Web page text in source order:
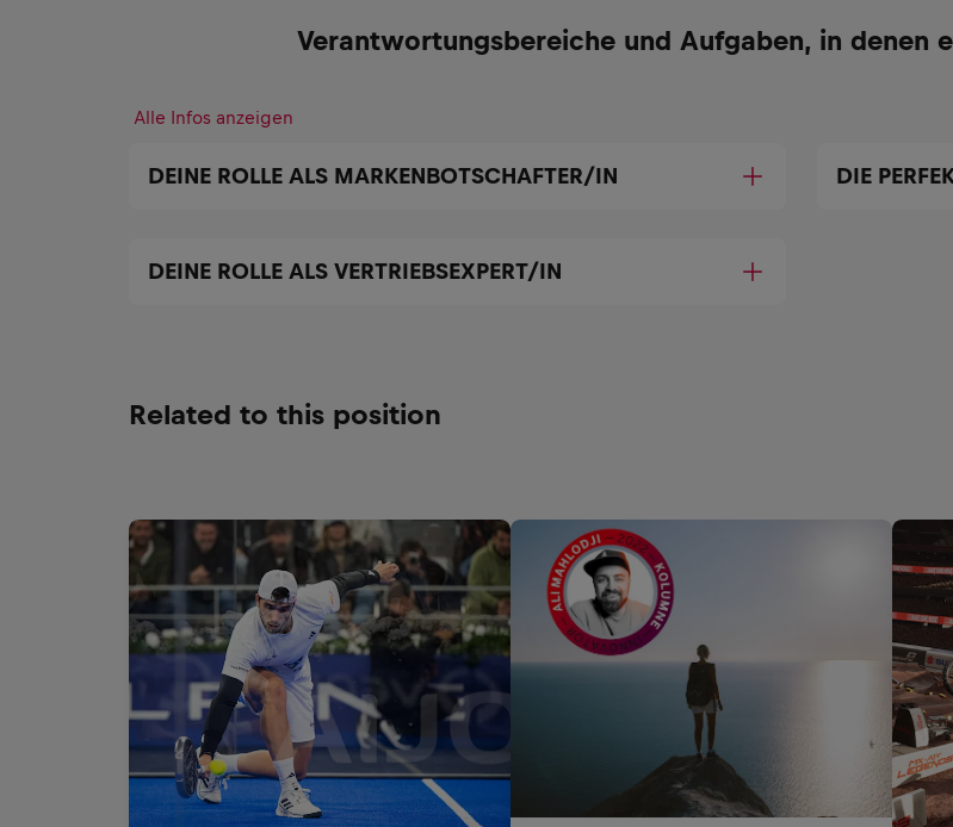
Verantwortungsbereiche und Aufgaben, in denen
Alle Infos anzeigen
DEINE ROLLE ALS MARKENBOTSCHAFTER/IN DIE
DEINE ROLLE ALS VERTRIEBSEXPERT/IN
Related to this position